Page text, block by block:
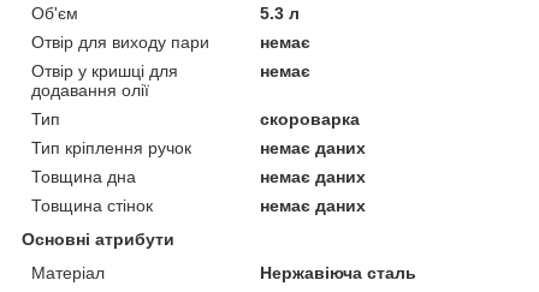
Об'єм
5.3 л
Отвір для виходу пари
немає
Отвір у кришці для
додавання олії
немає
Тип
скороварка
Тип кріплення ручок
немає даних
Товщина дна
немає даних
Товщина стінок
немає даних
Основні атрибути
Матеріал
Нержавіюча сталь